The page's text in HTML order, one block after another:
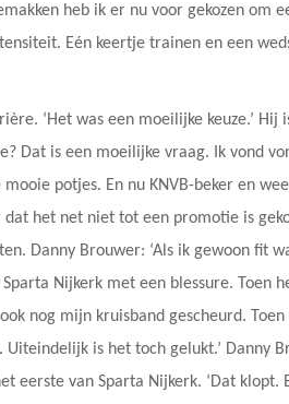
heb ik er nu voor gekozen om
Eén keertje trainen en een
‘Het was een moeilijke keuze.’
Dat is een moeilijke vraag. Ik vond
potjes. En nu KNVB-beker en
het net niet tot een promotie is
Danny Brouwer: ‘Als ik gewoon fit
Nijkerk met een blessure. Toen
nog mijn kruisband gescheurd.
is het toch gelukt.’ Danny
eerste van Sparta Nijkerk. ‘Dat klopt.